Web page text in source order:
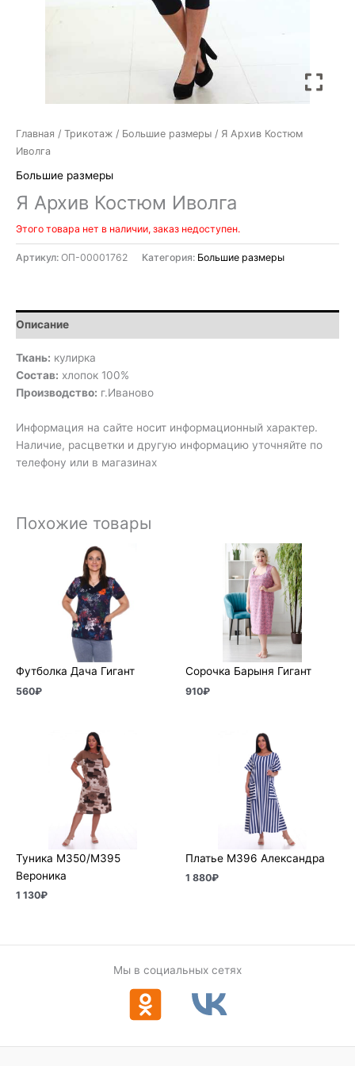
Главная / Трикотаж / Большие размеры / Я Архив Костюм
Иволга
Большие размеры
Я Архив Костюм Иволга
Этого товара нет в наличии, заказ недоступен.
Артикул: ОП-00001762 Категория: Большие размеры
Описание
Ткань: кулирка
Состав: хлопок 100%
Производство: г.Иваново
Информация на сайте носит информационный характер.
Наличие, расцветки и другую информацию уточняйте по
телефону или в магазинах
Похожие товары
Футболка Дача Гигант
560₽
Сорочка Барыня Гигант
910₽
Туника М350/М395
Вероника
1 130₽
Платье М396 Александра
1 880₽
Мы в социальных сетях